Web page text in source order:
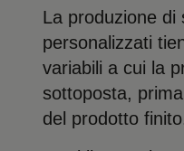
La produzione di
personalizzati
variabili a cui la
sottoposta,
del prodotto